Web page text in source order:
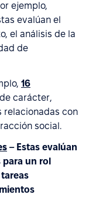
ejemplo,
evalúan el
el análisis de la
de
16
carácter,
relacionadas con
social.
– Estas evalúan
para un rol